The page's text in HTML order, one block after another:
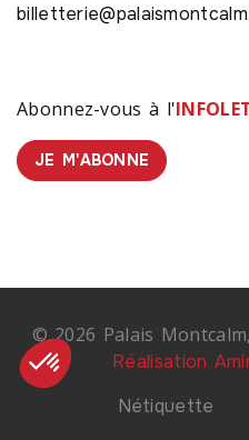
Abonnez-vous à l'
JE M'ABONNE
© 2026 Palais
Réalisation
Nétiquette